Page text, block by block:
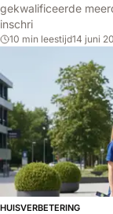
gekwalificeerde
inschri
10 min leestijd14 juni
HUISVERBETERING